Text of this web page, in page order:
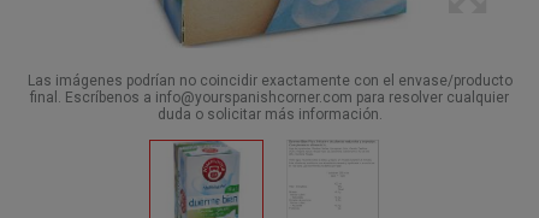
Las imágenes podrían no coincidir exactamente con el envase/producto
final. Escríbenos a info@yourspanishcorner.com para resolver cualquier
duda o solicitar más información.